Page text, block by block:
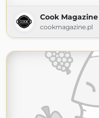
Cook Magazine
cookmagazine.pl